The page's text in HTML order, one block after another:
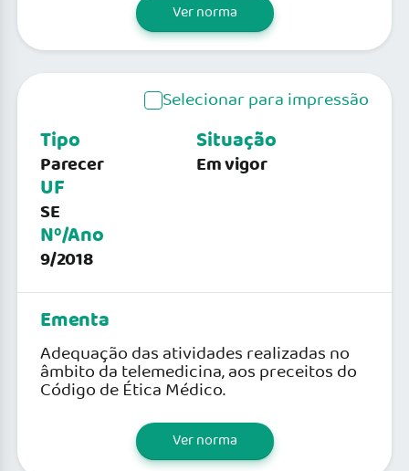
Ver norma
Selecionar para impressão
Tipo
Parecer
UF
SE
Nº/Ano
9/2018
Situação
Em vigor
Ementa
Adequação das atividades realizadas no
âmbito da telemedicina, aos preceitos do
Código de Ética Médico.
Ver norma